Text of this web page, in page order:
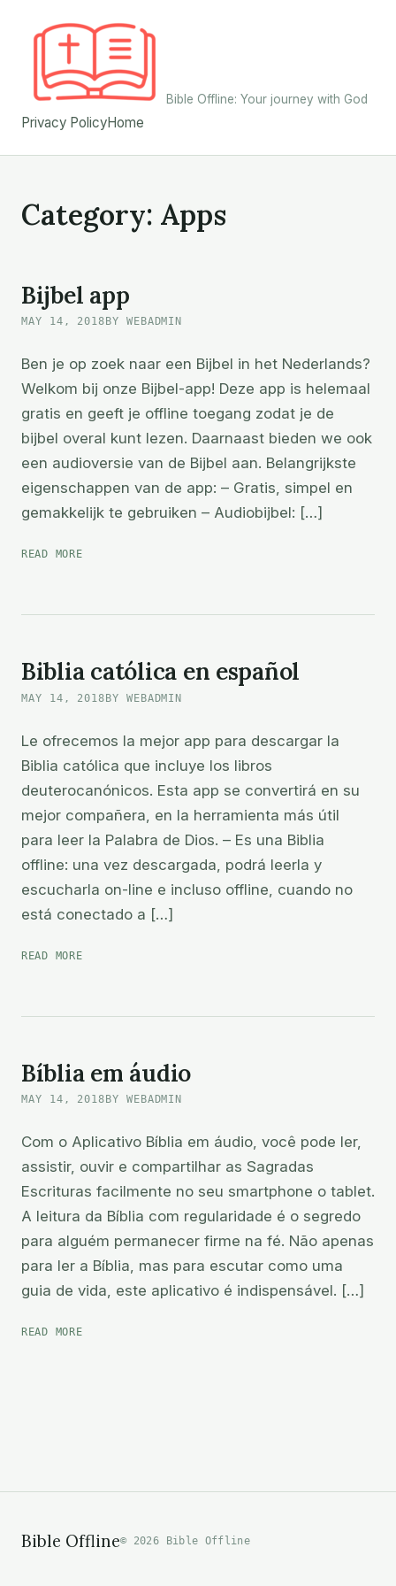
Bible Offline: Your journey with God
Privacy PolicyHome
Category: Apps
Bijbel app
MAY 14, 2018 BY WEBADMIN
Ben je op zoek naar een Bijbel in het Nederlands?
Welkom bij onze Bijbel-app! Deze app is helemaal
gratis en geeft je offline toegang zodat je de
bijbel overal kunt lezen. Daarnaast bieden we ook
een audioversie van de Bijbel aan. Belangrijkste
eigenschappen van de app: – Gratis, simpel en
gemakkelijk te gebruiken – Audiobijbel: […]
READ MOREBIJBEL
Biblia católica en español
MAY 14, 2018BY WEBADMIN
Le ofrecemos la mejor app para descargar la
Biblia católica que incluye los libros
deuterocanónicos. Esta app se convertirá en su
mejor compañera, en la herramienta más útil
para leer la Palabra de Dios. – Es una Biblia
offline: una vez descargada, podrá leerla y
escucharla on-line e incluso offline, cuando no
está conectado a […]
READ MOREBIBLIA
Bíblia em áudio
MAY 14, 2018 BY WEBADMIN
Com o Aplicativo Bíblia em áudio, você pode ler,
assistir, ouvir e compartilhar as Sagradas
Escrituras facilmente no seu smartphone o tablet.
A leitura da Bíblia com regularidade é o segredo
para alguém permanecer firme na fé. Não apenas
para ler a Bíblia, mas para escutar como uma
guia de vida, este aplicativo é indispensável. […]
READ MOREBÍBLIA
Bible Offline© 2026 Bible Offline